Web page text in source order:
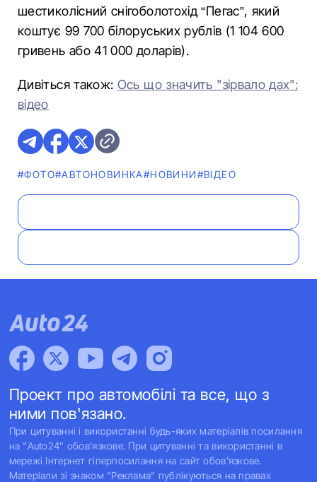
шестиколісний снігоболотохід “Пегас”, який
коштує 99 700 білоруських рублів (1 104 600
гривень або 41 000 доларів).
Дивіться також: Ось що значить "зірвало дах":
відео
#ФОТО#АВТОНОВИНКА#НОВИНИ#ВІДЕО
Проект про автомобілі та все, що з
ними пов'язано.
При цитуванні і використанні будь-яких матеріалів посилання
на "Auto24" обов'язкове. При цитуванні та використанні в
мережі Інтернет гіперпосилання на сайт обов'язкове.
Матеріали зі знаком "Реклама" публікуються на правах